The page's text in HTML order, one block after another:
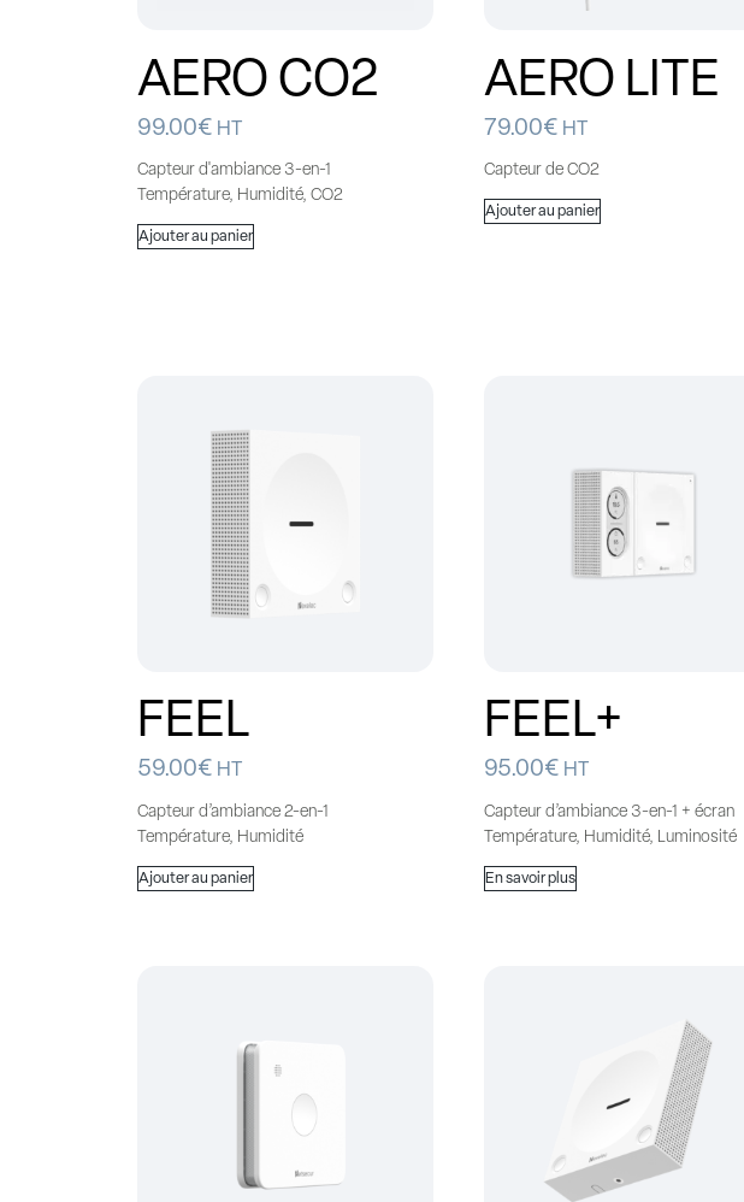
AERO CO2
99.00€ HT
Capteur d'ambiance 3-en-1
Température, Humidité, CO2
Ajouter au panier
AERO LITE
79.00€ HT
Capteur de CO2
Ajouter au panier
FEEL
59.00€ HT
Capteur d’ambiance 2-en-1
Température, Humidité
Ajouter au panier
FEEL+
95.00€ HT
Capteur d’ambiance 3-en-1 + écran
Température, Humidité, Luminosité
En savoir plus